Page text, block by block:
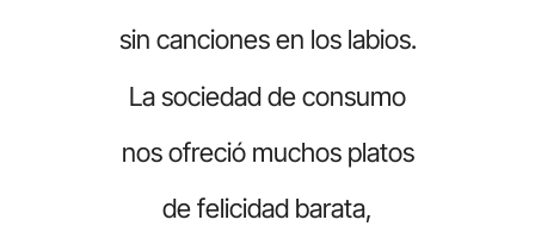
sin canciones en los labios.
La sociedad de consumo
nos ofreció muchos platos
de felicidad barata,